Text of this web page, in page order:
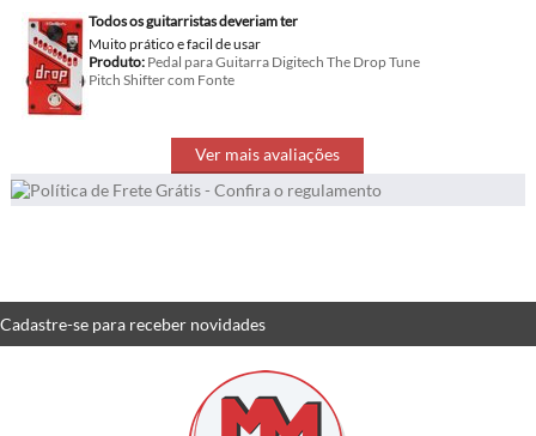
Todos os guitarristas deveriam ter
Muito prático e facil de usar
Produto:Pedal para Guitarra Digitech The Drop Tune
Pitch Shifter com Fonte
Ver mais avaliações
Cadastre-se para receber novidades